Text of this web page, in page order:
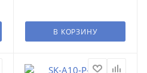
В КОРЗИНУ